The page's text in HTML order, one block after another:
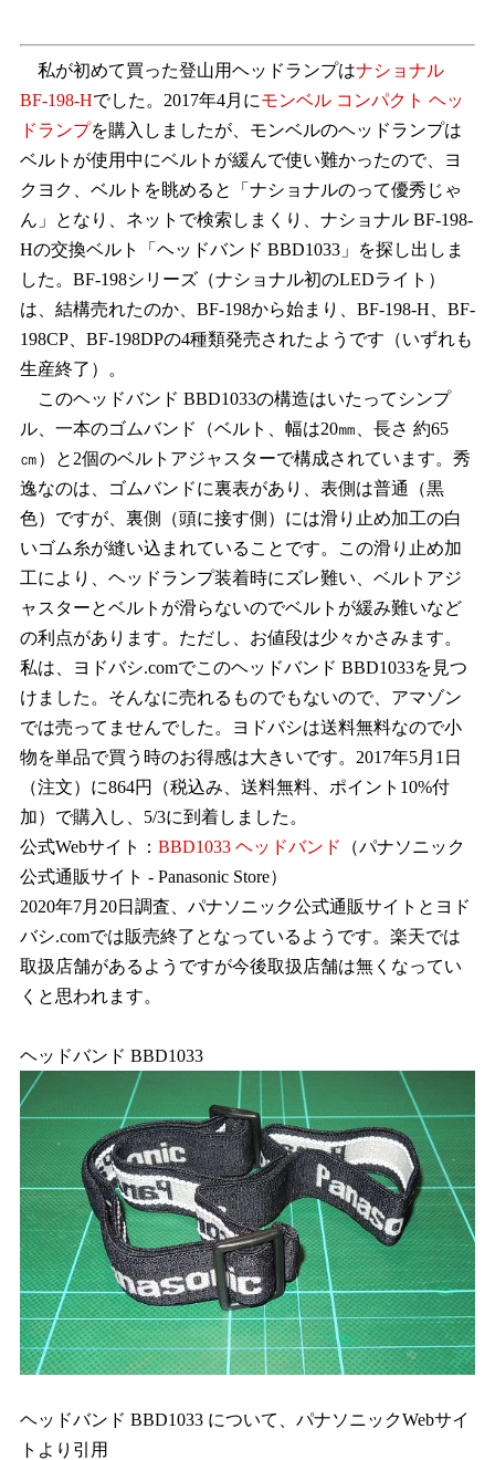
私が初めて買った登山用ヘッドランプはナショナル
BF-198-Hでした。2017年4月にモンベル コンパクト ヘッ
ドランプを購入しましたが、モンベルのヘッドランプは
ベルトが使用中にベルトが緩んで使い難かったので、ヨ
クヨク、ベルトを眺めると「ナショナルのって優秀じゃ
ん」となり、ネットで検索しまくり、ナショナル BF-198-
Hの交換ベルト「ヘッドバンド BBD1033」を探し出しま
した。BF-198シリーズ（ナショナル初のLEDライト）
は、結構売れたのか、BF-198から始まり、BF-198-H、BF-
198CP、BF-198DPの4種類発売されたようです（いずれも
生産終了）。
このヘッドバンド BBD1033の構造はいたってシンプ
ル、一本のゴムバンド（ベルト、幅は20㎜、長さ 約65
㎝）と2個のベルトアジャスターで構成されています。秀
逸なのは、ゴムバンドに裏表があり、表側は普通（黒
色）ですが、裏側（頭に接す側）には滑り止め加工の白
いゴム糸が縫い込まれていることです。この滑り止め加
工により、ヘッドランプ装着時にズレ難い、ベルトアジ
ャスターとベルトが滑らないのでベルトが緩み難いなど
の利点があります。ただし、お値段は少々かさみます。
私は、ヨドバシ.comでこのヘッドバンド BBD1033を見つ
けました。そんなに売れるものでもないので、アマゾン
では売ってませんでした。ヨドバシは送料無料なので小
物を単品で買う時のお得感は大きいです。2017年5月1日
（注文）に864円（税込み、送料無料、ポイント10%付
加）で購入し、5/3に到着しました。
公式Webサイト： BBD1033 ヘッドバンド
（パナソニック
公式通販サイト - Panasonic Store）
2020年7月20日調査、パナソニック公式通販サイトとヨド
バシ.comでは販売終了となっているようです。楽天では
取扱店舗があるようですが今後取扱店舗は無くなってい
くと思われます。
ヘッドバンド BBD1033
ヘッドバンド BBD1033 について、パナソニックWebサイ
トより引用